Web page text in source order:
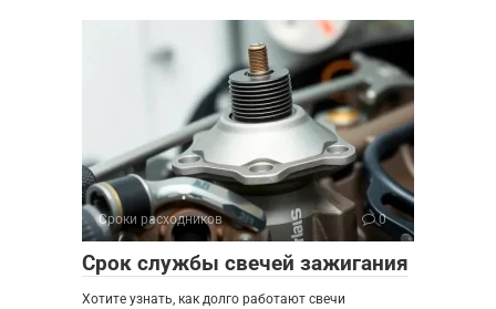
Сроки расходников 0
Срок службы свечей зажигания
Хотите узнать, как долго работают свечи